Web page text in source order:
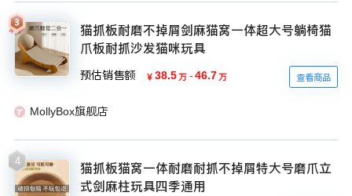
猫抓板耐磨不掉屑剑麻猫窝一体超大号躺椅猫
爪板耐抓沙发猫咪玩具
预估销售额 ￥ 38.5万 - 46.7万 查看商品
MollyBox旗舰店
4
猫抓板猫窝一体耐磨耐抓不掉屑特大号磨爪立
式剑麻柱玩具四季通用